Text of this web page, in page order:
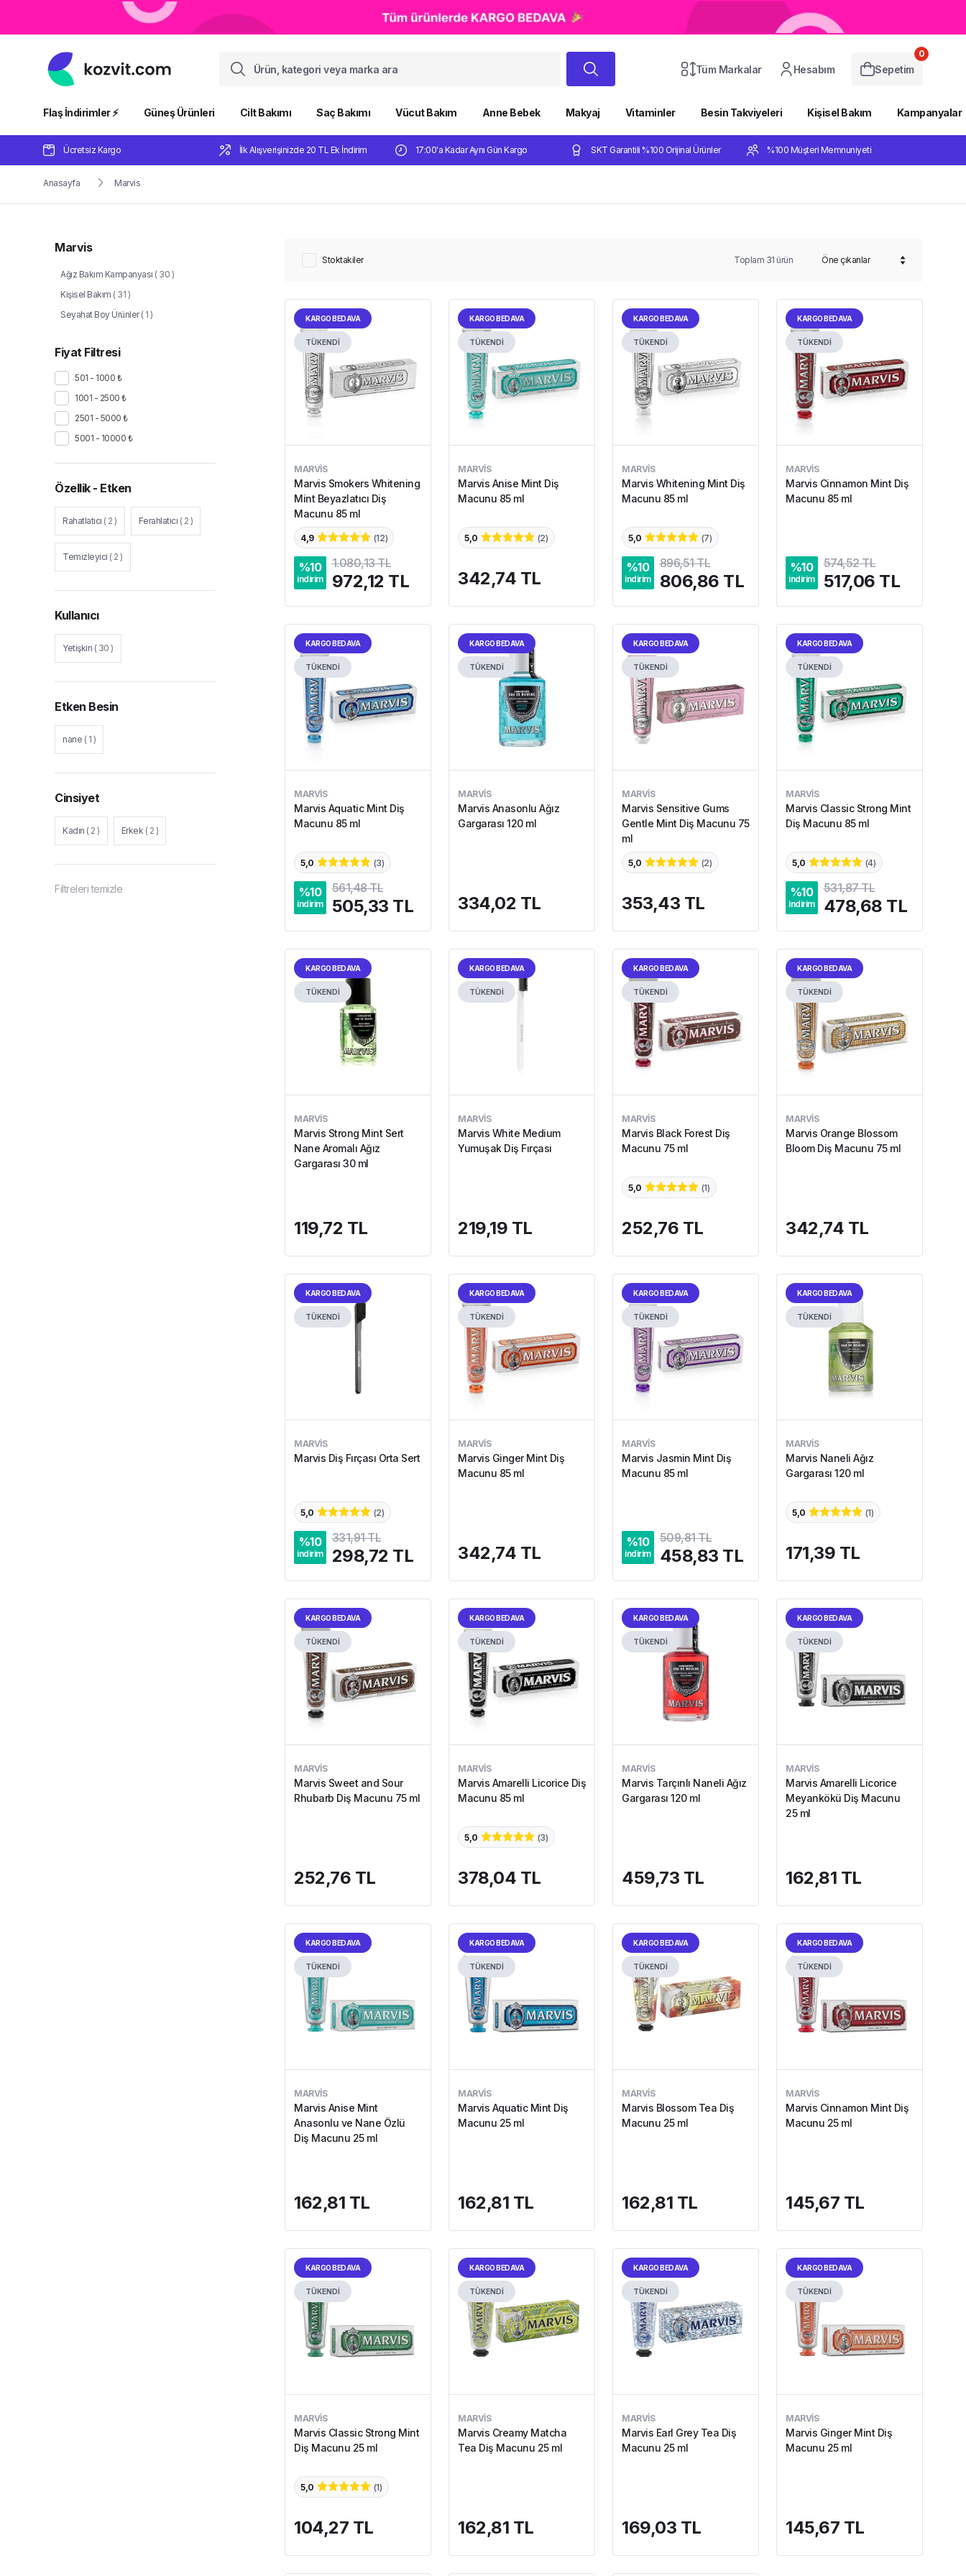
Tüm Markalar Hesabım Sepetim
0
Flaş İndirimler ⚡️ Güneş Ürünleri Cilt Bakımı Saç Bakımı Vücut Bakım Anne Bebek Makyaj Vitaminler Besin Takviyeleri Kişisel Bakım Kampanyalar
Ücretsiz Kargo İlk Alışverişinizde 20 TL Ek İndirim 17:00'a Kadar Aynı Gün Kargo SKT Garantili %100 Orijinal Ürünler %100 Müşteri Memnuniyeti
Anasayfa Marvis
Marvis
Ağız Bakım Kampanyası ( 30 )
Kişisel Bakım ( 31 )
Seyahat Boy Ürünler ( 1 )
Fiyat Filtresi
501 - 1000 ₺
1001 - 2500 ₺
2501 - 5000 ₺
5001 - 10000 ₺
Özellik - Etken
Rahatlatıcı ( 2 ) Ferahlatıcı ( 2 )
Temizleyici ( 2 )
Kullanıcı
Yetişkin ( 30 )
Etken Besin
nane ( 1 )
Cinsiyet
Kadın ( 2 ) Erkek ( 2 )
Filtreleri temizle
Stoktakiler Toplam 31 ürün
KARGO BEDAVA
TÜKENDİ
MARVIS
Marvis Smokers Whitening
Mint Beyazlatıcı Diş
Macunu 85 ml
4,9 (12)
%10
indirim
1.080,13 TL
972,12 TL
KARGO BEDAVA
TÜKENDİ
MARVIS
Marvis Anise Mint Diş
Macunu 85 ml
5,0 (2)
342,74 TL
KARGO BEDAVA
TÜKENDİ
MARVIS
Marvis Whitening Mint Diş
Macunu 85 ml
5,0 (7)
%10
indirim
896,51 TL
806,86 TL
KARGO BEDAVA
TÜKENDİ
MARVIS
Marvis Cinnamon Mint Diş
Macunu 85 ml
%10
indirim
574,52 TL
517,06 TL
KARGO BEDAVA
TÜKENDİ
MARVIS
Marvis Aquatic Mint Diş
Macunu 85 ml
5,0 (3)
%10
indirim
561,48 TL
505,33 TL
KARGO BEDAVA
TÜKENDİ
MARVIS
Marvis Anasonlu Ağız
Gargarası 120 ml
334,02 TL
KARGO BEDAVA
TÜKENDİ
MARVIS
Marvis Sensitive Gums
Gentle Mint Diş Macunu 75
ml
5,0 (2)
353,43 TL
KARGO BEDAVA
TÜKENDİ
MARVIS
Marvis Classic Strong Mint
Diş Macunu 85 ml
5,0 (4)
%10
indirim
531,87 TL
478,68 TL
KARGO BEDAVA
TÜKENDİ
MARVIS
Marvis Strong Mint Sert
Nane Aromalı Ağız
Gargarası 30 ml
119,72 TL
KARGO BEDAVA
TÜKENDİ
MARVIS
Marvis White Medium
Yumuşak Diş Fırçası
219,19 TL
KARGO BEDAVA
TÜKENDİ
MARVIS
Marvis Black Forest Diş
Macunu 75 ml
5,0 (1)
252,76 TL
KARGO BEDAVA
TÜKENDİ
MARVIS
Marvis Orange Blossom
Bloom Diş Macunu 75 ml
342,74 TL
KARGO BEDAVA
TÜKENDİ
MARVIS
Marvis Diş Fırçası Orta Sert
5,0 (2)
%10
indirim
331,91 TL
298,72 TL
KARGO BEDAVA
TÜKENDİ
MARVIS
Marvis Ginger Mint Diş
Macunu 85 ml
342,74 TL
KARGO BEDAVA
TÜKENDİ
MARVIS
Marvis Jasmin Mint Diş
Macunu 85 ml
%10
indirim
509,81 TL
458,83 TL
KARGO BEDAVA
TÜKENDİ
MARVIS
Marvis Naneli Ağız
Gargarası 120 ml
5,0 (1)
171,39 TL
KARGO BEDAVA
TÜKENDİ
MARVIS
Marvis Sweet and Sour
Rhubarb Diş Macunu 75 ml
252,76 TL
KARGO BEDAVA
TÜKENDİ
MARVIS
Marvis Amarelli Licorice Diş
Macunu 85 ml
5,0 (3)
378,04 TL
KARGO BEDAVA
TÜKENDİ
MARVIS
Marvis Tarçınlı Naneli Ağız
Gargarası 120 ml
459,73 TL
KARGO BEDAVA
TÜKENDİ
MARVIS
Marvis Amarelli Licorice
Meyankökü Diş Macunu
25 ml
162,81 TL
KARGO BEDAVA
TÜKENDİ
MARVIS
Marvis Anise Mint
Anasonlu ve Nane Özlü
Diş Macunu 25 ml
162,81 TL
KARGO BEDAVA
TÜKENDİ
MARVIS
Marvis Aquatic Mint Diş
Macunu 25 ml
162,81 TL
KARGO BEDAVA
TÜKENDİ
MARVIS
Marvis Blossom Tea Diş
Macunu 25 ml
162,81 TL
KARGO BEDAVA
TÜKENDİ
MARVIS
Marvis Cinnamon Mint Diş
Macunu 25 ml
145,67 TL
KARGO BEDAVA
TÜKENDİ
MARVIS
Marvis Classic Strong Mint
Diş Macunu 25 ml
5,0 (1)
104,27 TL
KARGO BEDAVA
TÜKENDİ
MARVIS
Marvis Creamy Matcha
Tea Diş Macunu 25 ml
162,81 TL
KARGO BEDAVA
TÜKENDİ
MARVIS
Marvis Earl Grey Tea Diş
Macunu 25 ml
169,03 TL
KARGO BEDAVA
TÜKENDİ
MARVIS
Marvis Ginger Mint Diş
Macunu 25 ml
145,67 TL